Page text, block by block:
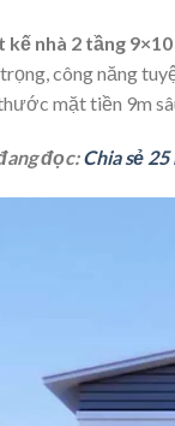
kế nhà 2 tầng 9×10
công năng
mặt tiền 9m
đọc:Chia sẻ